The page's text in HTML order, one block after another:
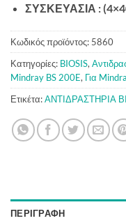
ΣΥΣΚΕΥΑΣΙΑ :
Κωδικός προϊόντος: 5860
Κατηγορίες: BIOSIS,
Mindray BS 200E, Για
Ετικέτα:ΑΝΤΙΔΡΑΣΤΗΡΙΑ
ΠΕΡΙΓΡΑΦΉ